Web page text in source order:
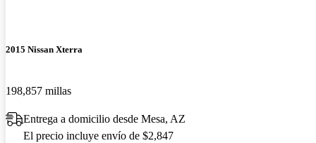
2015 Nissan Xterra
198,857 millas
Entrega a domicilio desde Mesa, AZ
El precio incluye envío de $2,847